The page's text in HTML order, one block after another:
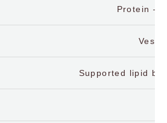
Protein –
Supported lipid